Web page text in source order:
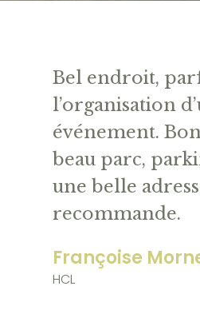
Bel endroit,
l’organisation
événement.
beau parc,
une belle
recommande.
Françoise
HCL